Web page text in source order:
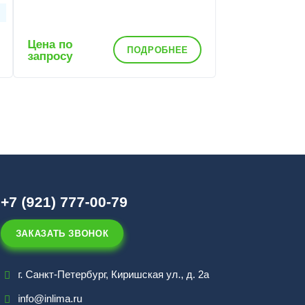
Цена по
запросу
ПОДРОБНЕЕ
+7 (921) 777-00-79
ЗАКАЗАТЬ ЗВОНОК
г. Санкт-Петербург, Киришская ул., д. 2а
info@inlima.ru